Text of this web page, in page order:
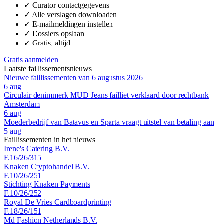
✓ Curator contactgegevens
✓ Alle verslagen downloaden
✓ E-mailmeldingen instellen
✓ Dossiers opslaan
✓ Gratis, altijd
Gratis aanmelden
Laatste faillissementsnieuws
Nieuwe faillissementen van 6 augustus 2026
6 aug
Circulair denimmerk MUD Jeans failliet verklaard door rechtbank
Amsterdam
6 aug
Moederbedrijf van Batavus en Sparta vraagt uitstel van betaling aan
5 aug
Faillissementen in het nieuws
Irene's Catering B.V.
F.16/26/315
Knaken Cryptohandel B.V.
F.10/26/251
Stichting Knaken Payments
F.10/26/252
Royal De Vries Cardboardprinting
F.18/26/151
Md Fashion Netherlands B.V.